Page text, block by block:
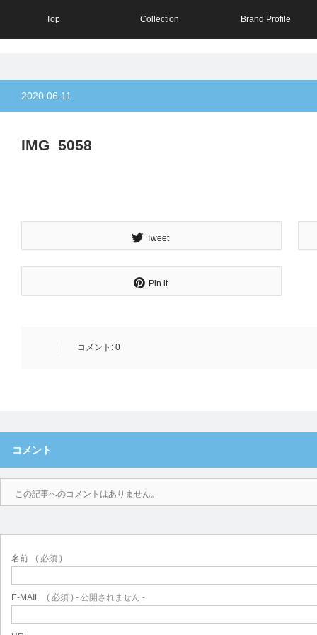
Top Collection Brand Profile
2020.06.11
IMG_5058
Tweet
Pin it
コメント: 0
コメント
この記事へのコメントはありません。
名前 ( 必須 )
E-MAIL ( 必須 ) - 公開されません -